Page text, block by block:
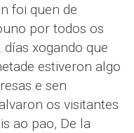
foi quen de
por todos os
xogando que
estiveron algo
e sen
os visitantes
ao pao, De la